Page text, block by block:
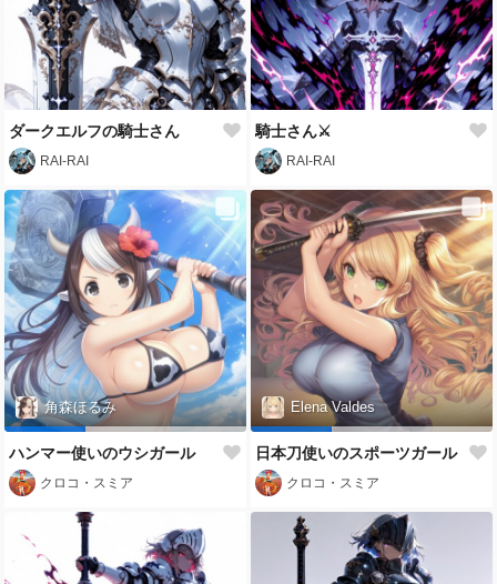
ダークエルフの騎士さん
RAI-RAI
騎士さん⚔️
RAI-RAI
角森ほるみ
ハンマー使いのウシガール
クロコ・スミア
Elena Valdes
日本刀使いのスポーツガール
クロコ・スミア